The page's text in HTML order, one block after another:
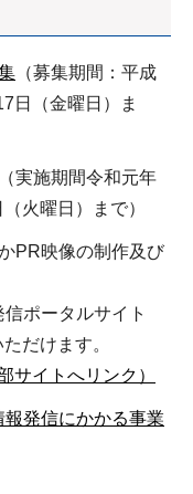
（募集期間：平成
日（金曜日）ま
実施期間令和元年
火曜日）まで）
PR映像の制作及び
ポータルサイト
だけます。
サイトへリンク）
報発信にかかる事業